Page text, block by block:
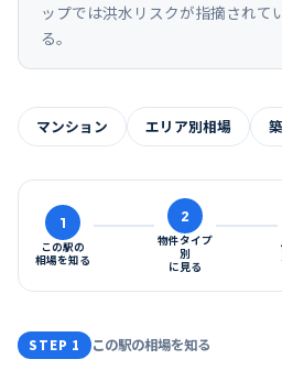
ップでは洪水リスクが指摘されて
る。
マンション エリア別相場
1
この駅の
相場を知る
2
物件タイプ
別
に見る
STEP 1 この駅の相場を知る